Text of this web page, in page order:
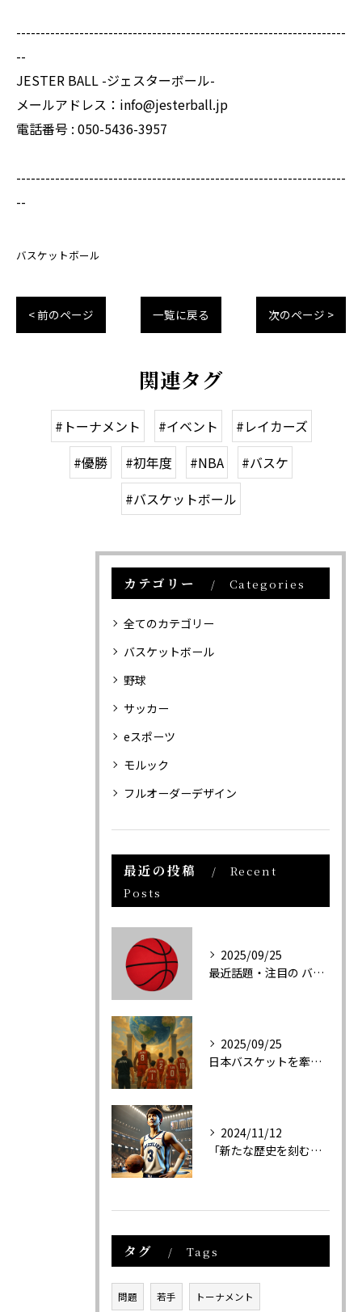
--------------------------------------------------------------------
--
JESTER BALL -ジェスターボール-
メールアドレス：info@jesterball.jp
電話番号 : 050-5436-3957
--------------------------------------------------------------------
--
バスケットボール
< 前のページ 一覧に戻る 次のページ >
関連タグ
#トーナメント #イベント
#レイカーズ
#優勝
#初年度 #NBA
#バスケ
#バスケットボール
カテゴリー Categories
全てのカテゴリー
バスケットボール
野球
サッカー
eスポーツ
モルック
フルオーダーデザイン
最近の投稿
Recent
Posts
2025/09/25
最近話題・注目の バスケットボール関連新商品の紹介
2025/09/25
日本バスケットを牽引する３選手と日本代表について
2024/11/12
「新たな歴史を刻む！河村勇輝と日本人選手たちのNBA挑戦と成功の軌跡」
タグ Tags
問題 若手 トーナメント